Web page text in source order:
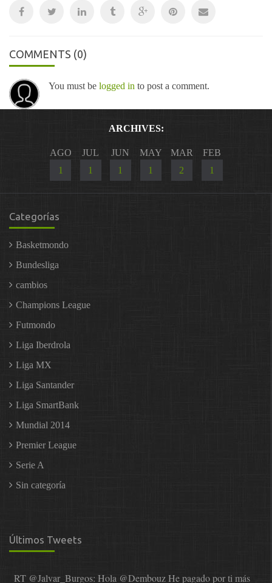
COMMENTS (0)
You must be logged in to post a comment.
ARCHIVES:
AGO
1
JUL
1
JUN
1
MAY
1
MAR
2
FEB
1
Categorías
Basketmondo
Bundesliga
cambios
Champions League
Futmondo
Liga Iberdrola
Liga MX
Liga Santander
Liga SmartBank
Mundial 2014
Premier League
Serie A
Sin categoría
Últimos Tweets
RT @Jalvar_Burgos: Hola @DembouzHe pagado por ti más